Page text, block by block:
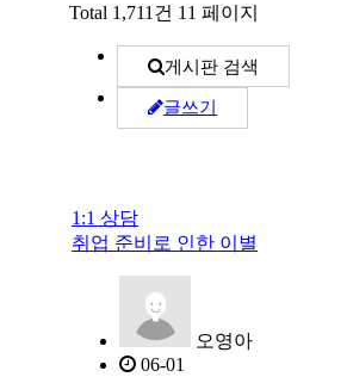
Total 1,711건 11 페이지
게시판 검색
글쓰기
1:1 상담
취업 준비로 인한 이별
오영아
06-01